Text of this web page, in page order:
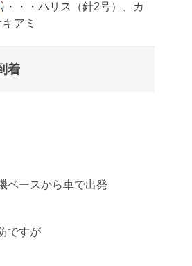
・・・ハリス（針2号）、カ
アミ
着
ベースから車で出発
ですが